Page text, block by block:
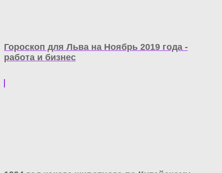
Гороскоп для Льва на Ноябрь 2019 года -
работа и бизнес